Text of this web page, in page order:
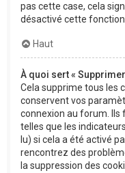
pas cette case, cela
désactivé cette
Haut
À quoi sert «
Cela supprime tous les
conservent vos
connexion au forum.
telles que les
lu) si cela a été activé
rencontrez des
la suppression des